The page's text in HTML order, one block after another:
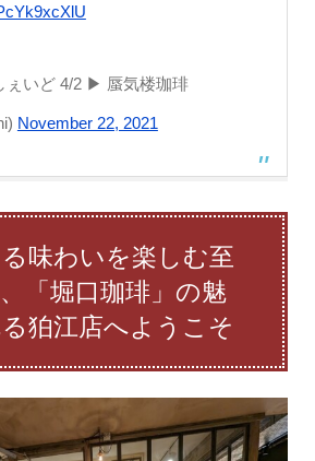
いど 4/2 ▶︎ 蜃気楼珈琲
November 22, 2021
味わいを楽しむ至
「堀口珈琲」の魅
狛江店へようこそ